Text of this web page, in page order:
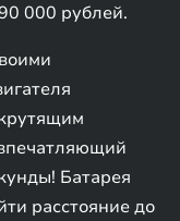
000 рублей.
Батарея
расстояние до